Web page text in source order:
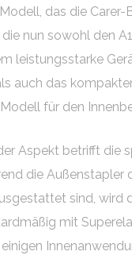
das die Carer-
nun sowohl den
leistungsstarke
auch das
für den
Aspekt betrifft die
die Außenstapler
sind, wird
mit